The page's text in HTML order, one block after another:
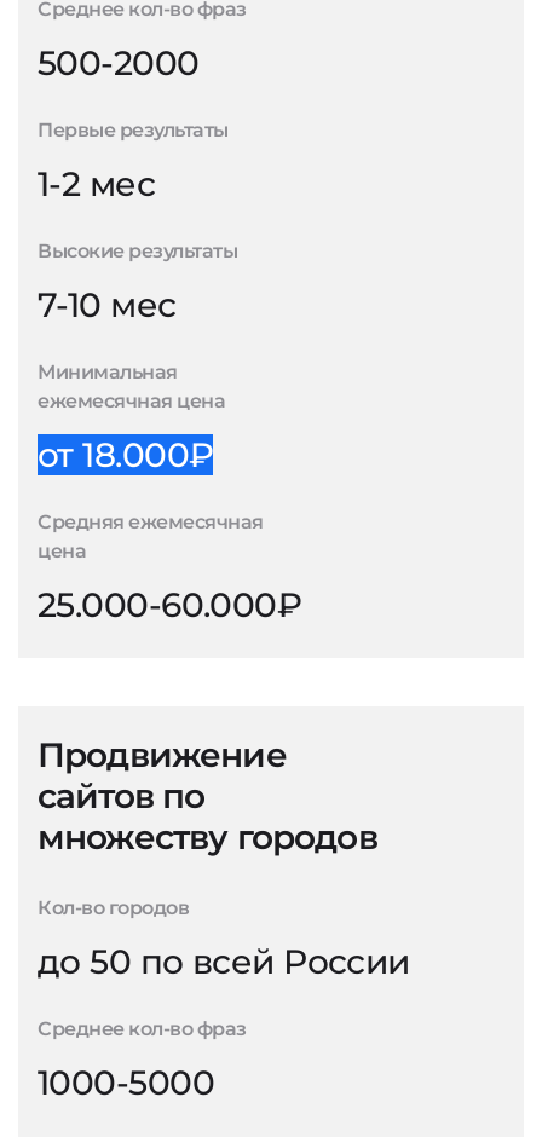
Среднее кол-во фраз
500-2000
Первые результаты
1-2 мес
Высокие результаты
7-10 мес
Минимальная
ежемесячная цена
от 18.000₽
Средняя ежемесячная
цена
25.000-60.000₽
Продвижение
сайтов по
множеству городов
Кол-во городов
до 50 по всей России
Среднее кол-во фраз
1000-5000